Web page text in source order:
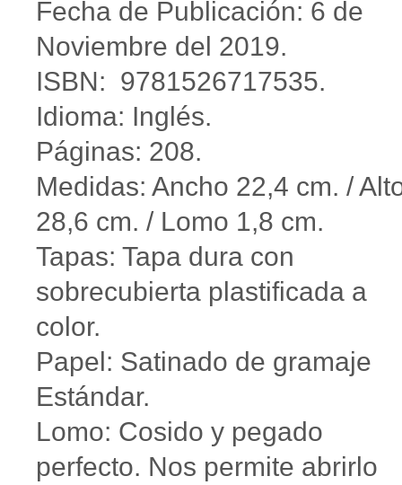
Fecha de Publicación: 6 de
Noviembre del 2019.
ISBN: 9781526717535.
Idioma: Inglés.
Páginas: 208.
Medidas: Ancho 22,4 cm. /
28,6 cm. / Lomo 1,8 cm.
Tapas: Tapa dura con
sobrecubierta plastificada a
color.
Papel: Satinado de gramaje
Estándar.
Lomo: Cosido y pegado
perfecto. Nos permite abrirlo